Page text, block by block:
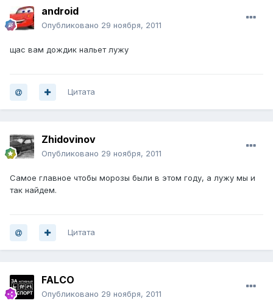
android
Опубликовано 29 ноября, 2011
щас вам дождик нальет лужу
Цитата
Zhidovinov
Опубликовано 29 ноября, 2011
Самое главное чтобы морозы были в этом году, а лужу мы и
так найдем.
Цитата
FALCO
Опубликовано 29 ноября, 2011